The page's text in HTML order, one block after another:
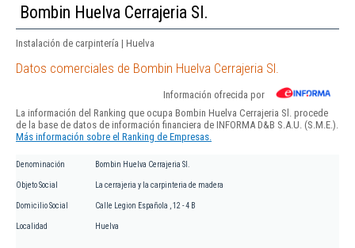
Bombin Huelva Cerrajeria Sl.
Instalación de carpintería | Huelva
Datos comerciales de Bombin Huelva Cerrajeria Sl.
Información ofrecida por
La información del Ranking que ocupa Bombin Huelva Cerrajeria Sl. procede
de la base de datos de información financiera de INFORMA D&B S.A.U. (S.M.E.).
Más información sobre el Ranking de Empresas.
Denominación Bombin Huelva Cerrajeria Sl.
Objeto Social La cerrajeria y la carpinteria de madera
Domicilio Social Calle Legion Española , 12 - 4 B
Localidad Huelva